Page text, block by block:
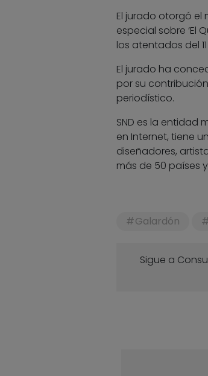
El jurado otorgó el
especial sobre ‘El
los atentados del
El jurado ha
por su
periodístico.
SND es la entidad
en Internet, tiene
diseñadores,
más de 50 países
Galardón
Sigue a